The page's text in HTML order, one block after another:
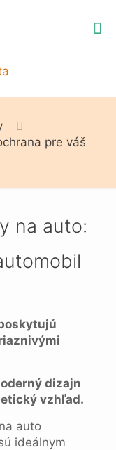
pre váš
na auto:
dizajn
vzhľad.
ideálnym